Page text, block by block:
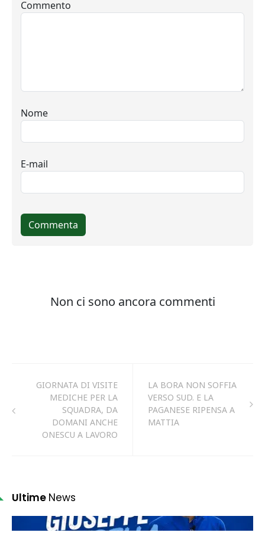
GIORNATA DI VISITE
MEDICHE PER LA
SQUADRA, DA
DOMANI ANCHE
ONESCU A LAVORO
LA BORA NON SOFFIA
VERSO SUD. E LA
PAGANESE RIPENSA A
MATTIA
Ultime News